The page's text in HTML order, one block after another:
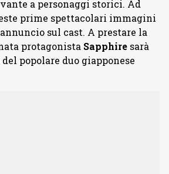
a personaggi storici. Ad
prime spettacolari immagini
sul cast. A prestare la
protagonista Sapphire sarà
popolare duo giapponese